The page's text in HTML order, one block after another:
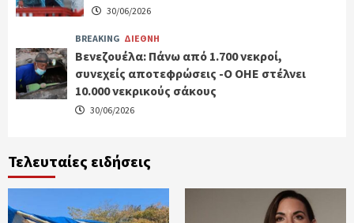
30/06/2026
BREAKING ΔΙΕΘΝΗ
Βενεζουέλα: Πάνω από 1.700 νεκροί,
συνεχείς αποτεφρώσεις -Ο ΟΗΕ στέλνει
10.000 νεκρικούς σάκους
30/06/2026
Τελευταίες ειδήσεις